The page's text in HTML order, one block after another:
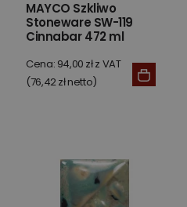
MAYCO Szkliwo
Stoneware SW-119
Cinnabar 472 ml
Cena: 94,00 zł z VAT
(76,42 zł netto)